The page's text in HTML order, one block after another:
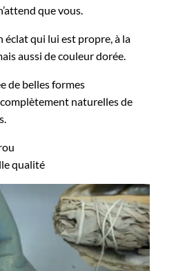
que vous.
éclat qui lui est propre, à la
aussi de couleur dorée.
de belles formes
naturelles de
qualité